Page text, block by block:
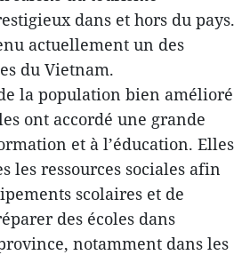
dans et hors du pays.
actuellement un des
du Vietnam.
la population bien amélioré
ont accordé une grande
et à l’éducation. Elles
les ressources sociales afin
scolaires et de
des écoles dans
notamment dans les